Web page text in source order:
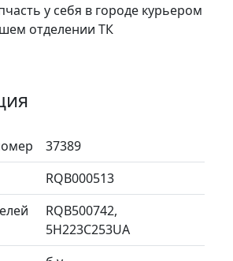
у себя в городе курьером
отделении ТК
37389
RQB000513
RQB500742,
5H223C253UA